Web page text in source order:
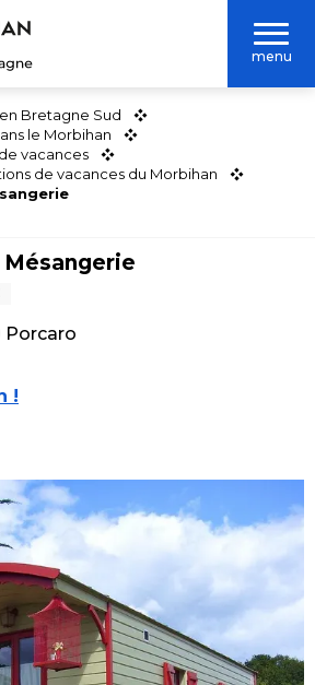
menu
Bretagne Sud
le Morbihan
vacances
de vacances du Morbihan
Porcaro
!
aux favoris